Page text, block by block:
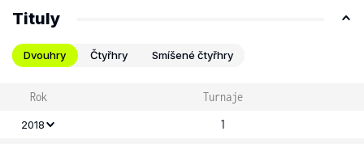
Tituly
Dvouhry Čtyřhry Smíšené čtyřhry
Rok Turnaje
2018 1